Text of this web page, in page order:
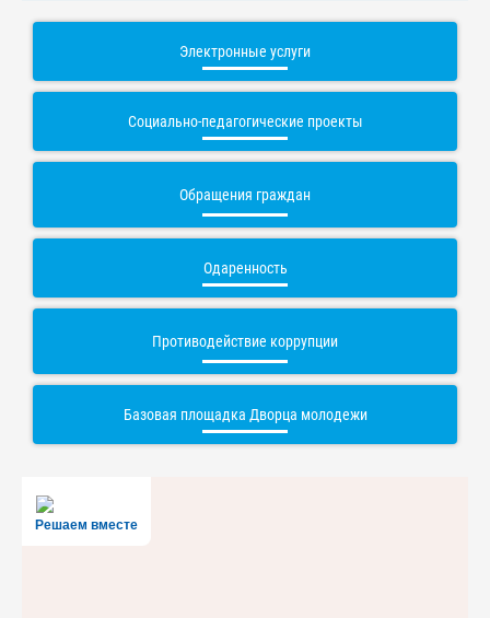
Электронные услуги
Социально-педагогические проекты
Обращения граждан
Одаренность
Противодействие коррупции
Базовая площадка Дворца молодежи
Решаем вместе